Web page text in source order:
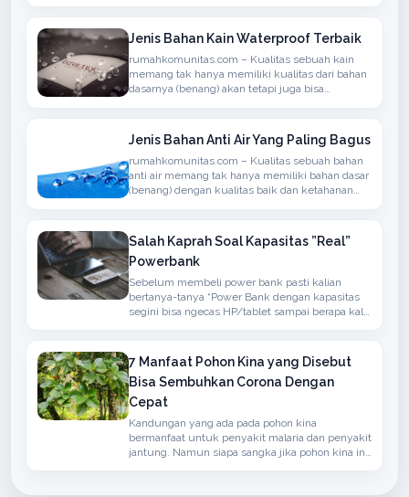
ditambahkan hoodie
Jenis Bahan Kain Waterproof Terbaik
rumahkomunitas.com – Kualitas sebuah kain
memang tak hanya memiliki kualitas dari bahan
dasarnya (benang) akan tetapi juga bisa
untuk berdasarkan Jaket, Mantel atau
Jenis Bahan Anti Air Yang Paling Bagus
rumahkomunitas.com – Kualitas sebuah bahan
anti air memang tak hanya memiliki bahan dasar
(benang) dengan kualitas baik dan ketahanan
Salah Kaprah Soal Kapasitas ”Real”
Powerbank
Sebelum membeli power bank pasti kalian
bertanya-tanya “Power Bank dengan kapasitas
segini bisa ngecas HP/tablet sampai berapa kali
7 Manfaat Pohon Kina yang Disebut
Bisa Sembuhkan Corona Dengan
Cepat
Kandungan yang ada pada pohon kina
bermanfaat untuk penyakit malaria dan penyakit
jantung. Namun siapa sangka jika pohon kina ini